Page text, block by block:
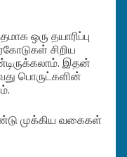
ஒரு தயாரிப்பு
சிறிய
இதன்
பொருட்களின்
முக்கிய வகைகள்